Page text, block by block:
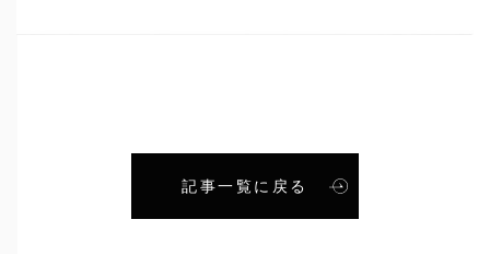
記事一覧に戻る